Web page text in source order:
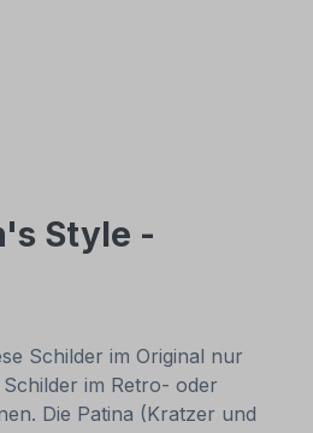
Style -
Schilder im Original nur
im Retro- oder
Die Patina (Kratzer und